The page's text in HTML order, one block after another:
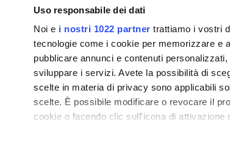
Uso responsabile dei dati
Noi e i nostri 1022 partner trattiamo i vostri
tecnologie come i cookie per memorizzare e
pubblicare annunci e contenuti
sviluppare i servizi. Avete la possibilità di
scelte in materia di privacy sono applicabili
scelte. È possibile modificare o revocare il
cookie o facendo clic sull'icona di attivazione